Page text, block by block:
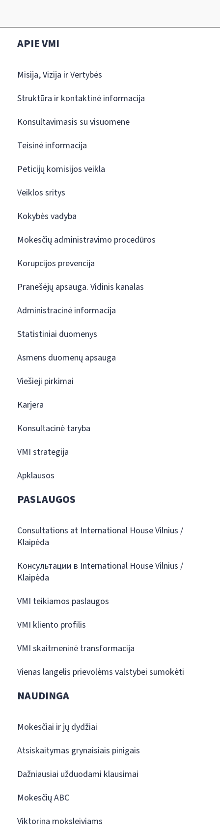
APIE VMI
Misija, Vizija ir Vertybės
Struktūra ir kontaktinė informacija
Konsultavimasis su visuomene
Teisinė informacija
Peticijų komisijos veikla
Veiklos sritys
Kokybės vadyba
Mokesčių administravimo procedūros
Korupcijos prevencija
Pranešėjų apsauga. Vidinis kanalas
Administracinė informacija
Statistiniai duomenys
Asmens duomenų apsauga
Viešieji pirkimai
Karjera
Konsultacinė taryba
VMI strategija
Apklausos
PASLAUGOS
Consultations at International House Vilnius /
Klaipėda
Консультации в International House Vilnius /
Klaipėda
VMI teikiamos paslaugos
VMI kliento profilis
VMI skaitmeninė transformacija
Vienas langelis prievolėms valstybei sumokėti
NAUDINGA
Mokesčiai ir jų dydžiai
Atsiskaitymas grynaisiais pinigais
Dažniausiai užduodami klausimai
Mokesčių ABC
Viktorina moksleiviams